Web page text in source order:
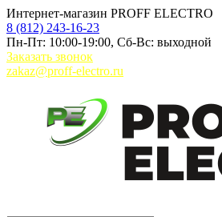
Интернет-магазин PROFF ELECTRO
8 (812) 243-16-23
Пн-Пт: 10:00-19:00, Сб-Вс: выходной
Заказать звонок
zakaz@proff-electro.ru